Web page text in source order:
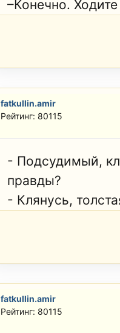
–Конечно.
fatkullin.amir
Рейтинг: 80115
- Подсудимый,
правды?
- Клянусь,
fatkullin.amir
Рейтинг: 80115